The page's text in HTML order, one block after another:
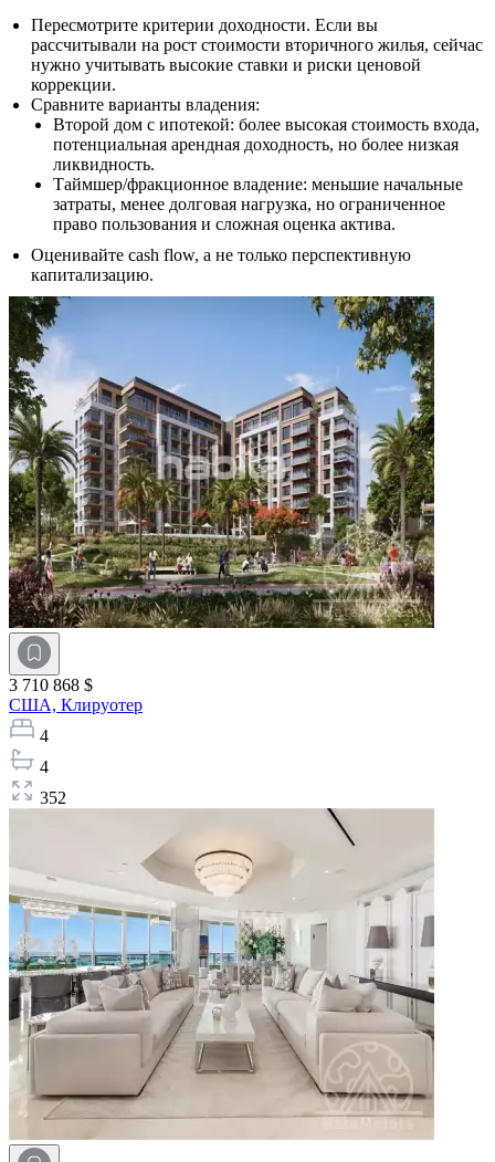
Пересмотрите критерии доходности. Если вы
рассчитывали на рост стоимости вторичного жилья, сейчас
нужно учитывать высокие ставки и риски ценовой
коррекции.
Сравните варианты владения:
Второй дом с ипотекой: более высокая стоимость входа,
потенциальная арендная доходность, но более низкая
ликвидность.
Таймшер/фракционное владение: меньшие начальные
затраты, менее долговая нагрузка, но ограниченное
право пользования и сложная оценка актива.
Оценивайте cash flow, а не только перспективную
капитализацию.
3 710 868 $
США, Клируотер
4
4
352